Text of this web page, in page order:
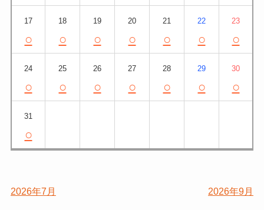
17
○
18
○
19
○
20
○
21
○
22
○
23
○
24
○
25
○
26
○
27
○
28
○
29
○
30
○
31
○
2026年7月 2026年9月